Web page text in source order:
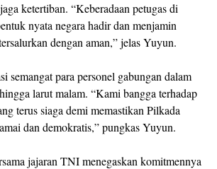
ketertiban. “Keberadaan petugas di
nyata negara hadir dan menjamin
dengan aman,” jelas Yuyun.
semangat para personel gabungan dalam
larut malam. “Kami bangga terhadap
terus siaga demi memastikan Pilkada
dan demokratis,” pungkas Yuyun.
jajaran TNI menegaskan komitmennya